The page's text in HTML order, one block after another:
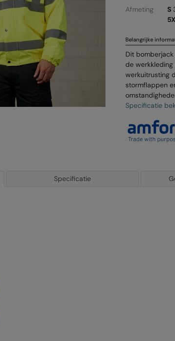
Afmeting
S
Belangrijke
Dit
de
werkuitrusting
stormflappen
Specificatie
Specificatie